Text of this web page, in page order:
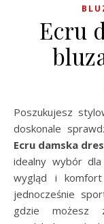
Ecru
Poszukujesz
doskonale
Ecru damska
idealny wybór
wygląd i
jednocześnie
gdzie możesz